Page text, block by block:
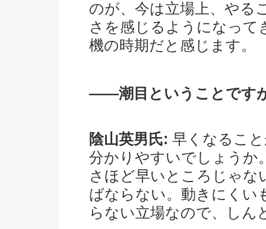
のが、今は立場上、やる
さを感じるようになって
機の時期だと感じます。
――潮目ということです
陰山英男氏: 早くなるこ
分かりやすいでしょうか
さほど早いところじゃな
ばならない。動きにくい
らない立場なので、しん